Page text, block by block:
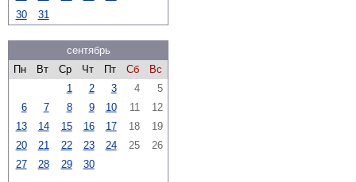
30
31
сентябрь
Пн
Вт Ср Чт Пт Сб
Вс
1
2 3 4
5
6
7 8 9 10 11
12
13
14 15 16 17 18
19
20
21 22 23 24 25
26
27
28 29 30